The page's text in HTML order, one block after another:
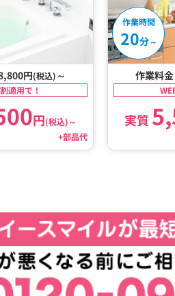
円(税込) ～
適用で！
円(税込)～
+部品代
作業時間
20分～
作業料
実質